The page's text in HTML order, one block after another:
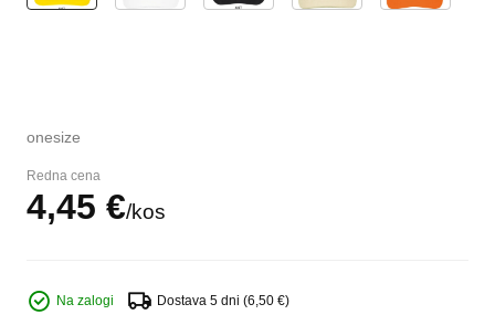
onesize
Redna cena
4,45 €/kos
Na zalogi Dostava 5 dni (6,50 €)